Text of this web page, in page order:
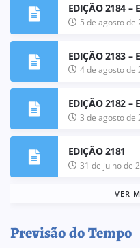
EDIÇÃO 2184 –
5 de agosto de
EDIÇÃO 2183 –
4 de agosto de
EDIÇÃO 2182 –
3 de agosto de
EDIÇÃO 2181
31 de julho de
VER
Previsão do Tempo